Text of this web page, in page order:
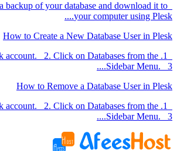
backup of your database and download it to
your computer using Plesk....
How to Create a New Database User in Plesk
account. 2. Click on Databases from the
Sidebar Menu. 3....
How to Remove a Database User in Plesk
account. 2. Click on Databases from the
Sidebar Menu. 3....